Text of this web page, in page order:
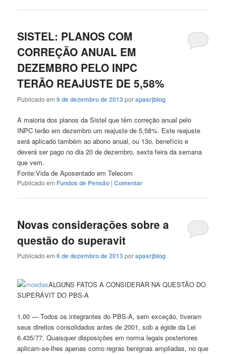
SISTEL: PLANOS COM
CORREÇÃO ANUAL EM
DEZEMBRO PELO INPC
TERÃO REAJUSTE DE 5,58%
Publicado em9 de dezembro de 2013 porapasrjblog
A maioria dos planos da Sistel que têm correção anual pelo
INPC terão em dezembro um reajuste de 5,58%. Este reajuste
será aplicado também ao abono anual, ou 13o. benefício e
deverá ser pago no dia 20 de dezembro, sexta feira da semana
que vem.
Fonte:Vida de Aposentado em Telecom
Publicado em Fundos de Pensão |Comentar
Novas considerações sobre a
questão do superavit
Publicado em6 de dezembro de 2013 porapasrjblog
ALGUNS FATOS A CONSIDERAR NA QUESTÃO DO
SUPERÁVIT DO PBS-A
1.00 — Todos os integrantes do PBS-A, sem exceção, tiveram
seus direitos consolidados antes de 2001, sob a égide da Lei
6.435/77. Quaisquer disposições em norma legais posteriores
aplicam-se-lhes apenas como regras benignas ampliadas, no que